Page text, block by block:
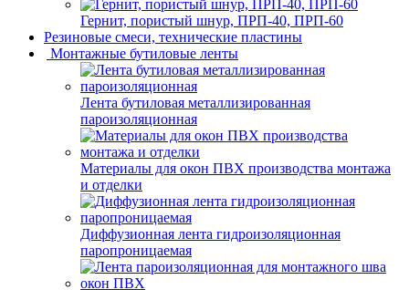
Гернит, пористый шнур, ПРП-40, ПРП-60
Резиновые смеси, технические пластины
Монтажные бутиловые ленты
Лента бутиловая металлизированная
пароизоляционная
Материалы для окон ПВХ производства монтажа
и отделки
Диффузионная лента гидроизоляционная
паропроницаемая